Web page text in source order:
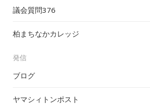
議会質問376
柏まちなかカレッジ
発信
ブログ
ヤマシィトンポスト